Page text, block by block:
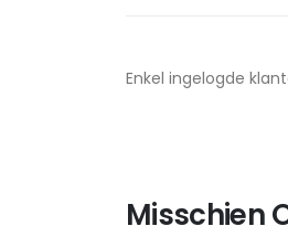
Enkel ingelogde
Misschien